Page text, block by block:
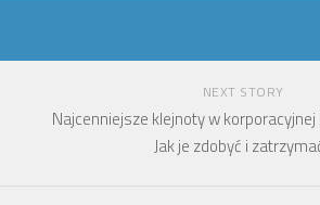
NEXT STORY
Najcenniejsze klejnoty w
Jak je zdobyć i